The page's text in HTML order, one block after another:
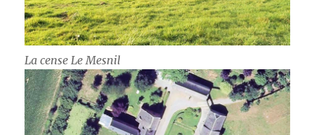
La cense Le Mesnil